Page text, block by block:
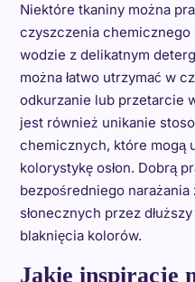
Niektóre tkaniny można
czyszczenia
wodzie z delikatnym
można łatwo utrzymać w
odkurzanie lub przetarcie
jest również unikanie
chemicznych, które mogą
kolorystykę osłon. Dobrą
bezpośredniego narażania
słonecznych przez
blaknięcia kolorów.
Jakie inspiracje